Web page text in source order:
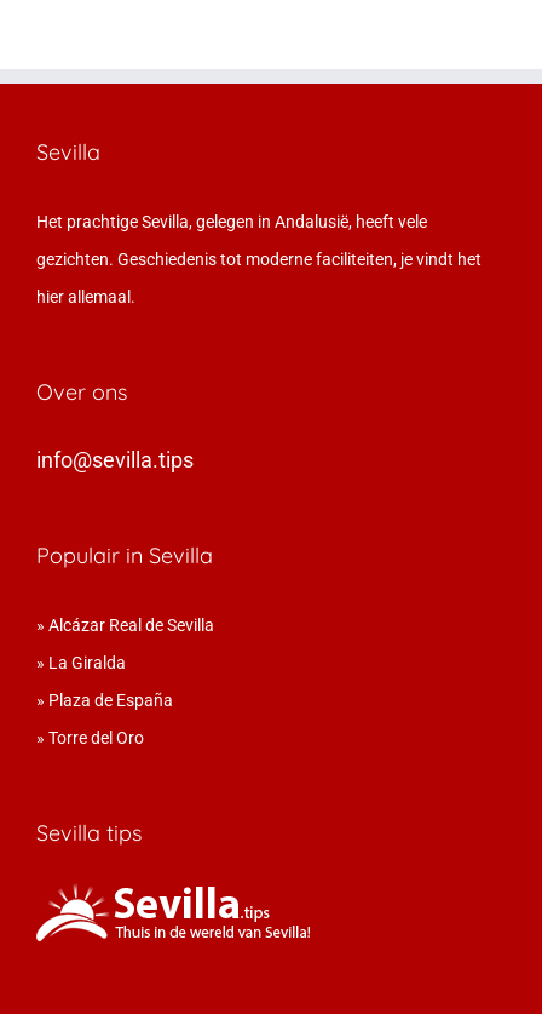
Sevilla
Het prachtige Sevilla, gelegen in Andalusië, heeft vele
gezichten. Geschiedenis tot moderne faciliteiten, je vindt het
hier allemaal.
Over ons
info@sevilla.tips
Populair in Sevilla
» Alcázar Real de Sevilla
» La Giralda
» Plaza de España
» Torre del Oro
Sevilla tips